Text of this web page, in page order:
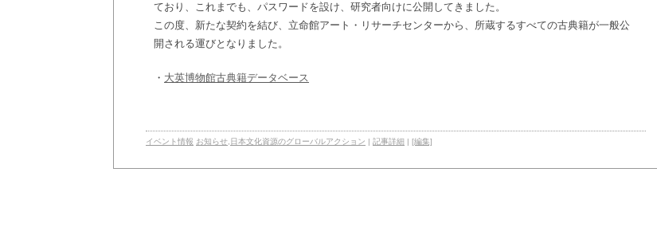
ており、これまでも、パスワードを設け、研究者向けに公開してきました。
この度、新たな契約を結び、立命館アート・リサーチセンターから、所蔵するすべての古典籍が一般公
開される運びとなりました。
・ 大英博物館古典籍データベース
イベント情報 お知らせ 日本文化資源のグローバルアクション | 記事詳細 | [編集]